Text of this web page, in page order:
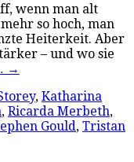
wenn man alt
so hoch, man
Heiterkeit. Aber
– und wo sie
→
, Katharina
, Ricarda Merbeth,
Gould, Tristan